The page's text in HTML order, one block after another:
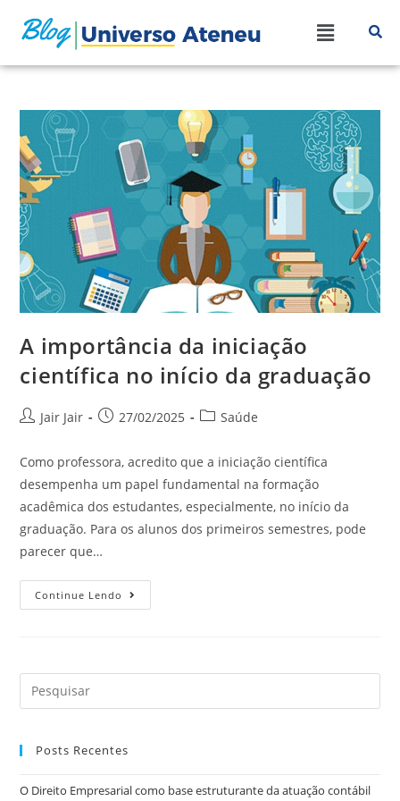
A importância da iniciação
científica no início da graduação
Jair Jair 27/02/2025 Saúde
Como professora, acredito que a iniciação científica
desempenha um papel fundamental na formação
acadêmica dos estudantes, especialmente, no início da
graduação. Para os alunos dos primeiros semestres, pode
parecer que…
Continue Lendo
Posts Recentes
O Direito Empresarial como base estruturante da atuação contábil